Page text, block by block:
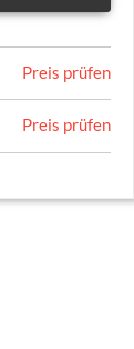
Preis prüfen
Preis prüfen